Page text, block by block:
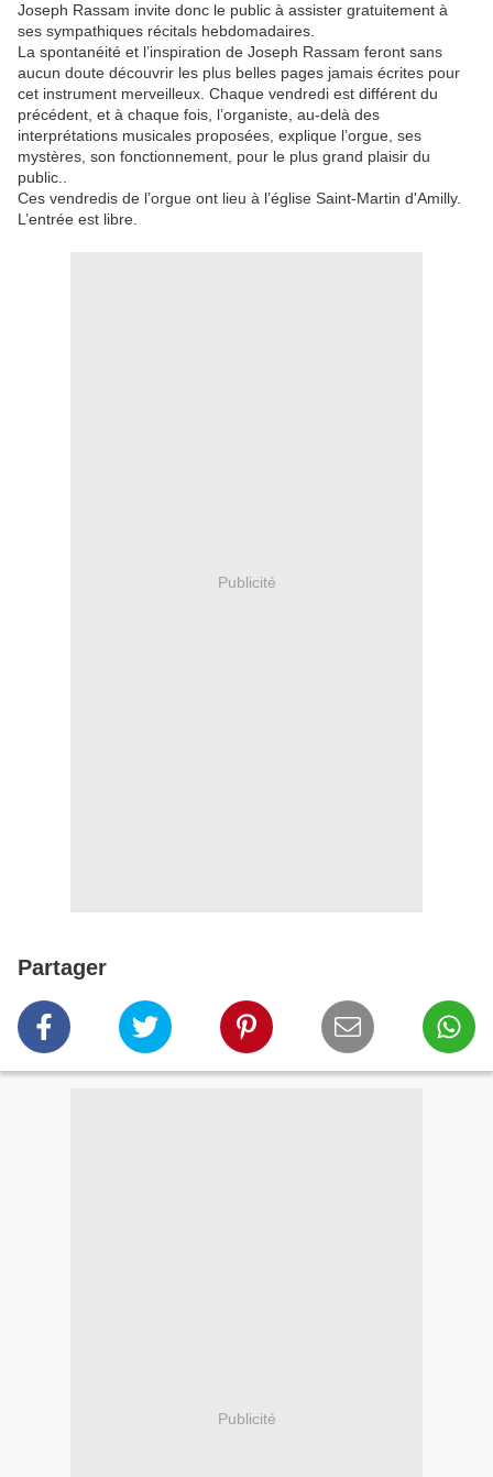
Joseph Rassam invite donc le public à assister gratuitement à
ses sympathiques récitals hebdomadaires.
La spontanéité et l’inspiration de Joseph Rassam feront sans
aucun doute découvrir les plus belles pages jamais écrites pour
cet instrument merveilleux. Chaque vendredi est différent du
précédent, et à chaque fois, l’organiste, au-delà des
interprétations musicales proposées, explique l’orgue, ses
mystères, son fonctionnement, pour le plus grand plaisir du
public..
Ces vendredis de l’orgue ont lieu à l’église Saint-Martin d'Amilly.
L’entrée est libre.
Publicité
Partager
Publicité